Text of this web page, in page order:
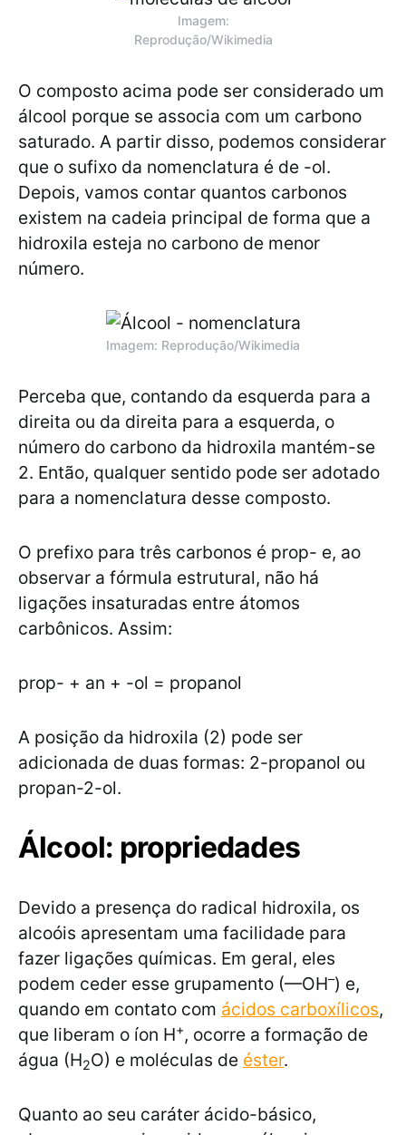
Imagem:
Reprodução/Wikimedia
O composto acima pode ser considerado um
álcool porque se associa com um carbono
saturado. A partir disso, podemos considerar
que o sufixo da nomenclatura é de -ol.
Depois, vamos contar quantos carbonos
existem na cadeia principal de forma que a
hidroxila esteja no carbono de menor
número.
Imagem: Reprodução/Wikimedia
Perceba que, contando da esquerda para a
direita ou da direita para a esquerda, o
número do carbono da hidroxila mantém-se
2. Então, qualquer sentido pode ser adotado
para a nomenclatura desse composto.
O prefixo para três carbonos é prop- e, ao
observar a fórmula estrutural, não há
ligações insaturadas entre átomos
carbônicos. Assim:
prop- + an + -ol = propanol
A posição da hidroxila (2) pode ser
adicionada de duas formas: 2-propanol ou
propan-2-ol.
Álcool: propriedades
Devido a presença do radical hidroxila, os
alcoóis apresentam uma facilidade para
fazer ligações químicas. Em geral, eles
podem ceder esse grupamento (—OH–) e,
quando em contato com ácidos carboxílicos,
que liberam o íon H+, ocorre a formação de
água (H2O) e moléculas de éster.
Quanto ao seu caráter ácido-básico,